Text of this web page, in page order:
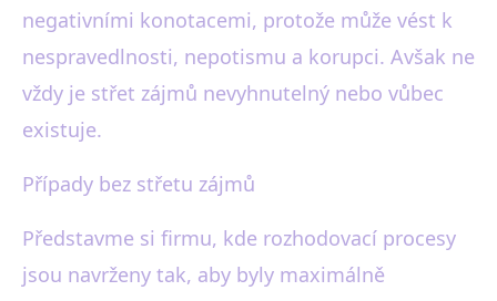
negativními konotacemi, protože může vést k
nespravedlnosti, nepotismu a korupci. Avšak ne
vždy je střet zájmů nevyhnutelný nebo vůbec
existuje.
Případy bez střetu zájmů
Představme si firmu, kde rozhodovací procesy
jsou navrženy tak, aby byly maximálně